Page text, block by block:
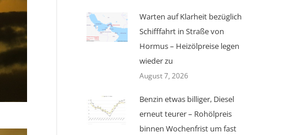
Warten auf Klarheit bezüglich
Schifffahrt in Straße von
Hormus – Heizölpreise legen
wieder zu
August 7, 2026
Benzin etwas billiger, Diesel
erneut teurer – Rohölpreis
binnen Wochenfrist um fast